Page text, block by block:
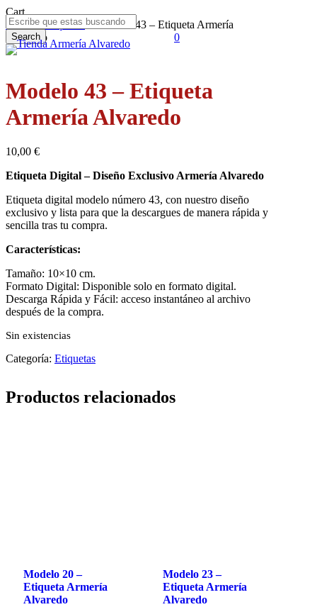
Skip
to
main
content
Search
Close
0Menu
CartClose
Cart
Inicio Etiquetas
Modelo 43 – Etiqueta Armería
Alvaredo
Modelo 43 – Etiqueta
Armería Alvaredo
10,00 €
Etiqueta Digital – Diseño Exclusivo Armería Alvaredo
Etiqueta digital modelo número 43, con nuestro diseño
exclusivo y lista para que la descargues de manera rápida y
sencilla tras tu compra.
Características:
Tamaño: 10×10 cm.
Formato Digital: Disponible solo en formato digital.
Descarga Rápida y Fácil: acceso instantáneo al archivo
después de la compra.
Sin existencias
Categoría: Etiquetas
Productos relacionados
Modelo 20 –
Etiqueta Armería
Alvaredo
Modelo 23 –
Etiqueta Armería
Alvaredo